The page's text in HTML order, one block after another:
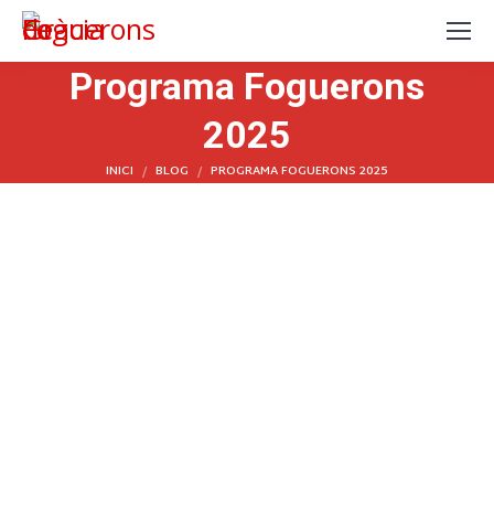
Programa Foguerons
2025
You are here:
INICI BLOG PROGRAMA FOGUERONS 2025